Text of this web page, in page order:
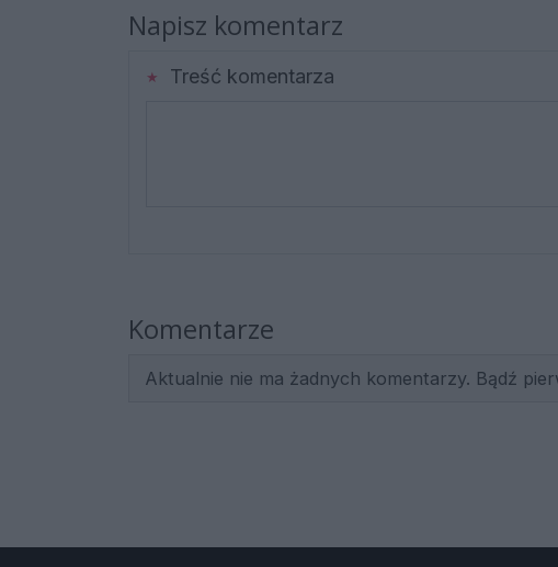
Napisz komentarz
Treść komentarza
Komentarze
Aktualnie nie ma żadnych komentarzy. Bądź